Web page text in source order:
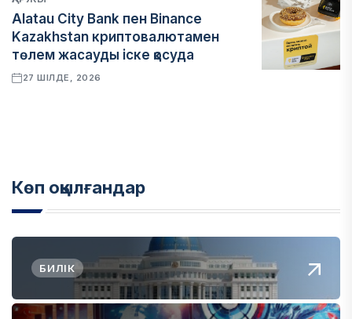
Alatau City Bank пен Binance
Kazakhstan криптовалютамен
төлем жасауды іске қосуда
27 ШІЛДЕ, 2026
Көп оқылғандар
БИЛІК